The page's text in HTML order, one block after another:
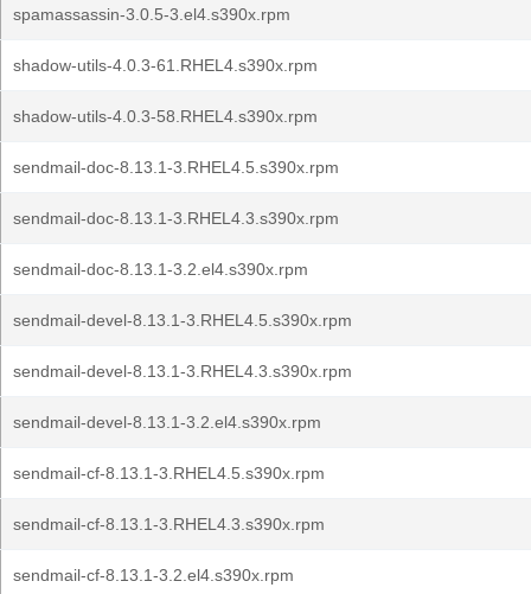
spamassassin-3.0.5-3.el4.s390x.rpm
shadow-utils-4.0.3-61.RHEL4.s390x.rpm
shadow-utils-4.0.3-58.RHEL4.s390x.rpm
sendmail-doc-8.13.1-3.RHEL4.5.s390x.rpm
sendmail-doc-8.13.1-3.RHEL4.3.s390x.rpm
sendmail-doc-8.13.1-3.2.el4.s390x.rpm
sendmail-devel-8.13.1-3.RHEL4.5.s390x.rpm
sendmail-devel-8.13.1-3.RHEL4.3.s390x.rpm
sendmail-devel-8.13.1-3.2.el4.s390x.rpm
sendmail-cf-8.13.1-3.RHEL4.5.s390x.rpm
sendmail-cf-8.13.1-3.RHEL4.3.s390x.rpm
sendmail-cf-8.13.1-3.2.el4.s390x.rpm